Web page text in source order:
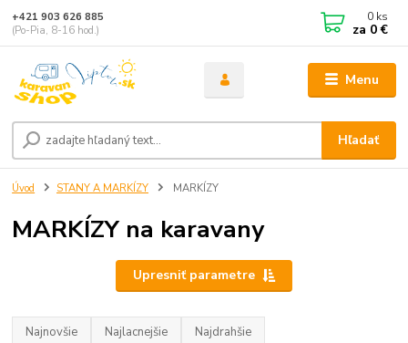
Menu
Hľadať
+421 903 626 885
(Po-Pia, 8-16 hod.)
0 ks
za 0 €
Úvod STANY A MARKÍZY MARKÍZY
MARKÍZY na karavany
Upresniť parametre
Najnovšie Najlacnejšie Najdrahšie